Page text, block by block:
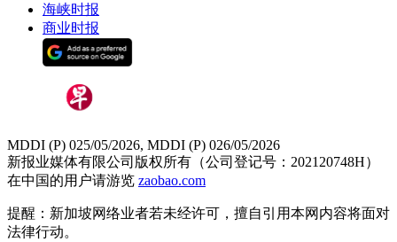
海峡时报
商业时报
MDDI (P) 025/05/2026, MDDI (P) 026/05/2026
新报业媒体有限公司版权所有（公司登记号：202120748H）
在中国的用户请游览 zaobao.com
提醒：新加坡网络业者若未经许可，擅自引用本网内容将面对
法律行动。